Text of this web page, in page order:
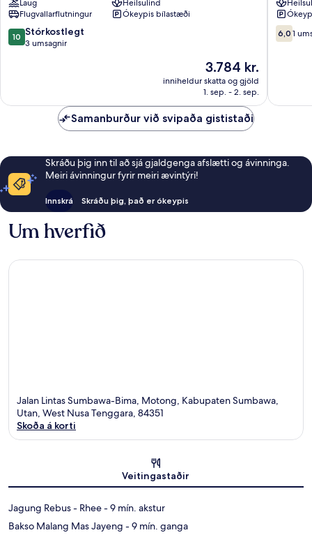
Lakey
Hu'u
Laug
Heilsulind
Flugvallarflutningur
Ókeypis bílastæði
10.0
af
10 Stórkostlegt
3 umsagnir
Verðið
er
3.784 kr.
3.784 kr.
inniheldur skatta og gjöld
1. sep. - 2. sep.
and
resto
Moyo
6.0af
10,
6,0 1
Samanburður við svipaða gististaði
Skráðu þig inn til að sjá gjaldgenga afslætti og ávinninga.
Meiri ávinningur fyrir meiri ævintýri!
Innskrá Skráðu þig, það er ókeypis
Um hverfið
Jalan Lintas Sumbawa-Bima, Motong, Kabupaten Sumbawa,
Utan, West Nusa Tenggara, 84351
Skoða á korti
Veitingastaðir
‪Jagung Rebus - Rhee - ‬9 mín. akstur
‪Bakso Malang Mas Jayeng - ‬9 mín. ganga